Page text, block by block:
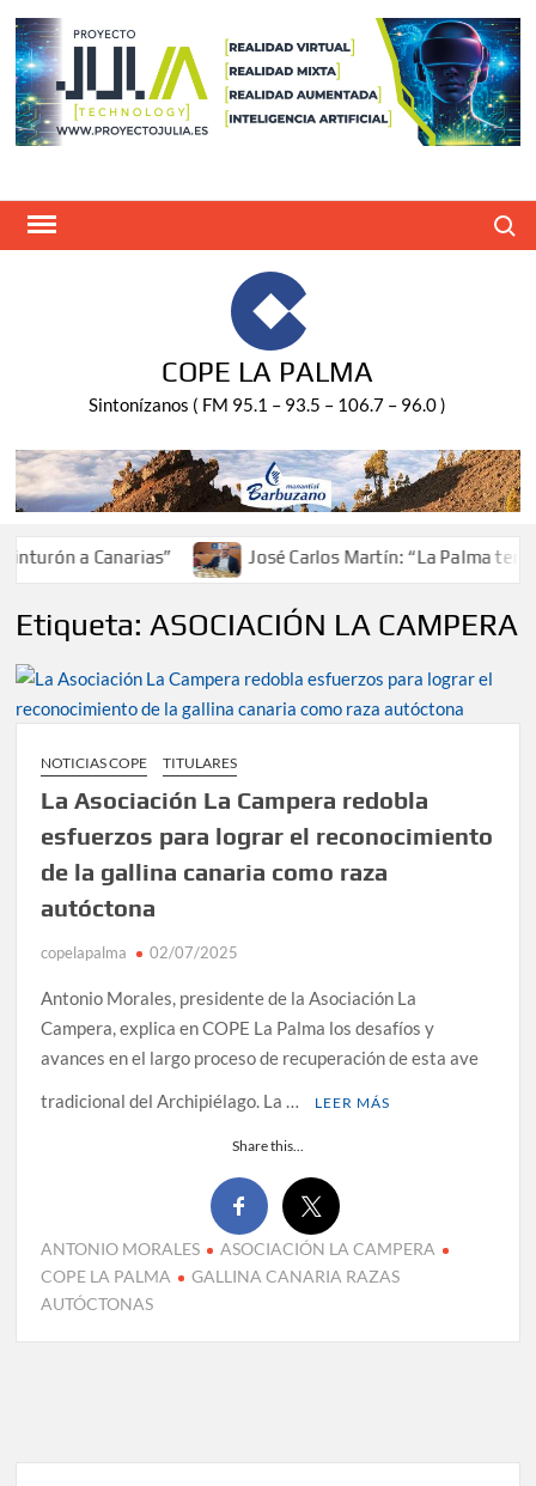
Saltar
contenido
COPE LA PALMA
Sintonízanos ( FM 95.1 – 93.5 – 106.7 – 96.0 )
a Canarias” José Carlos Martín: “La Palma
Etiqueta: ASOCIACIÓN LA CAMPERA
NOTICIAS COPE TITULARES
La Asociación La Campera redobla
esfuerzos para lograr el reconocimiento
de la gallina canaria como raza
autóctona
copelapalma 02/07/2025
Antonio Morales, presidente de la Asociación La
Campera, explica en COPE La Palma los desafíos y
avances en el largo proceso de recuperación de esta ave
tradicional del Archipiélago. La …
LEER MÁS
Share this...
ANTONIO MORALES
ASOCIACIÓN LA CAMPERA
COPE LA PALMA
GALLINA CANARIA RAZAS
AUTÓCTONAS